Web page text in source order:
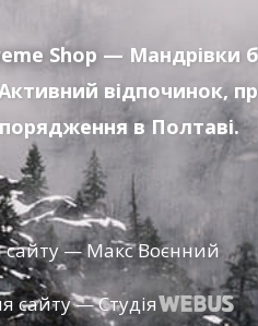
Shop — Мандрівки
відпочинок,
в Полтаві.
— Макс Воєнний
сайту — Студія